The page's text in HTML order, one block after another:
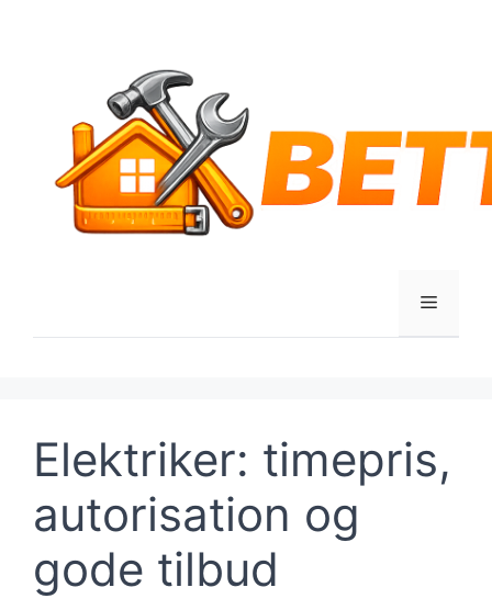
Menu
Elektriker: timepris,
autorisation og
gode tilbud